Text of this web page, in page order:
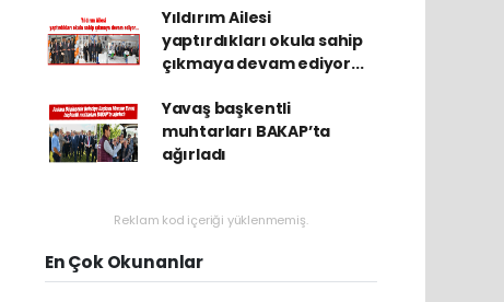
Yıldırım Ailesi
yaptırdıkları okula sahip
çıkmaya devam ediyor...
Yavaş başkentli
muhtarları BAKAP’ta
ağırladı
Reklam kod içeriği yüklenmemiş.
En Çok Okunanlar